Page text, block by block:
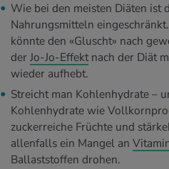
Wie bei den meisten Diäten ist
Nahrungsmitteln
könnte den «Gluscht» nach
derJo-Jo-Effektnach der Diät
wieder aufhebt.
Streicht man Kohlenhydrate –
Kohlenhydrate wie
zuckerreiche Früchte und
allenfalls ein Mangel an
Ballaststoffen drohen.